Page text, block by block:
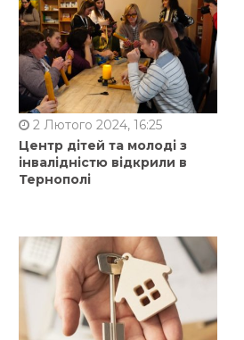
2 Лютого 2024, 16:25
Центр дітей та молоді з
інвалідністю відкрили в
Тернополі